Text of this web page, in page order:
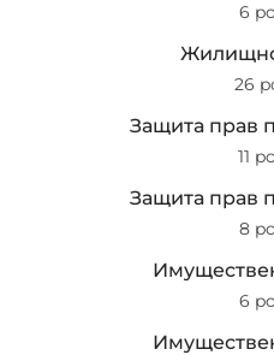
6
26
Защита прав
11
Защита прав
8
6